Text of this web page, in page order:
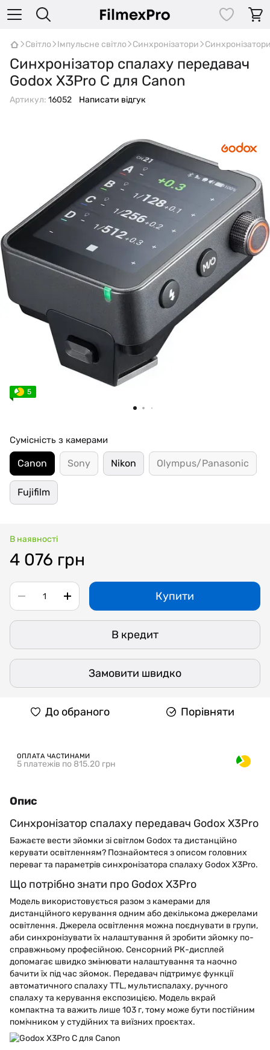
Світло Імпульсне світло Синхронізатори
Синхронізатор спалаху передавач
Godox X3Pro C для Canon
Артикул: 16052 Написати відгук
5
Сумісність з камерами
Canon Sony Nikon Olympus/Panasonic
Fujifilm
В наявності
4 076 грн
Купити
В кредит
Замовити швидко
До обраного Порівняти
ОПЛАТА ЧАСТИНАМИ
5 платежів по 815.20 грн
Опис
Синхронізатор спалаху передавач Godox X3Pro
Бажаєте вести зйомки зі світлом Godox та дистанційно
керувати освітленням? Познайомтеся з описом головних
переваг та параметрів синхронізатора спалаху Godox X3Pro.
Що потрібно знати про Godox X3Pro
Модель використовується разом з камерами для
дистанційного керування одним або декількома джерелами
освітлення. Джерела освітлення можна поєднувати в групи,
аби синхронізувати їх налаштування й зробити зйомку по-
справжньому професійною. Сенсорний РК-дисплей
допомагає швидко змінювати налаштування та наочно
бачити їх під час зйомок. Передавач підтримує функції
автоматичного спалаху TTL, мультиспалаху, ручного
спалаху та керування експозицією. Модель вкрай
компактна та важить лише 103 г, тому може бути постійним
помічником у студійних та виїзних проєктах.